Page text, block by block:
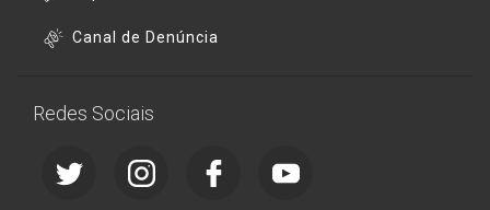
Canal de Denúncia
Redes Sociais